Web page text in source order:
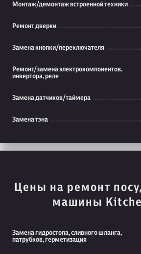
Монтаж/демонтаж встроенной техники
Ремонт дверки
Замена кнопки/переключателя
Ремонт/замена электрокомпонентов,
инвертора, реле
Замена датчиков/таймера
Замена тэна
Цены на ремонт
машины
Замена гидростопа, сливного шланга,
патрубков, герметизация